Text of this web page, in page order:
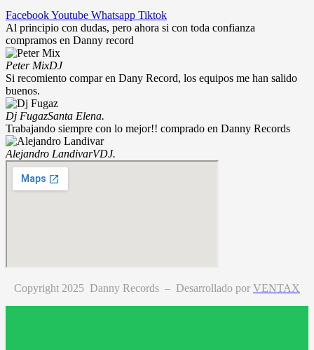
FacebookYoutube Whatsapp Tiktok
Al principio con dudas, pero ahora si con toda confianza
compramos en Danny record
Peter MixDJ
Si recomiento compar en Dany Record, los equipos me han salido
buenos.
Dj FugazSanta Elena.
Trabajando siempre con lo mejor!! comprado en Danny Records
Alejandro LandivarVDJ.
Copyright 2025 Danny Records – Desarrollado por VENTAX